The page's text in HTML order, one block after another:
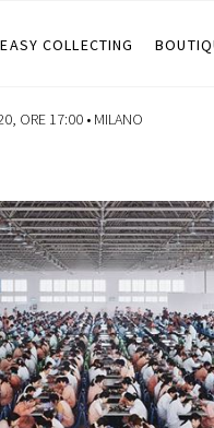
EASY COLLECTING
ORE 17:00 • MILANO